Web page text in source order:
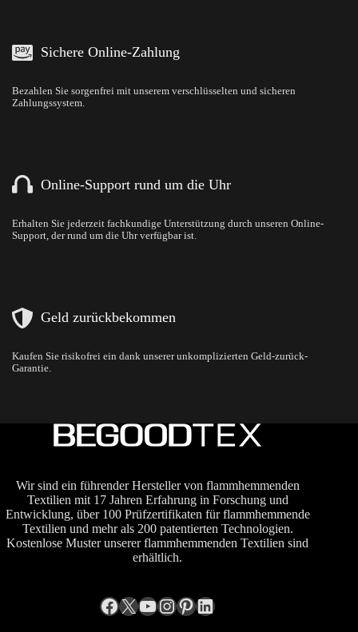
Sichere Online-Zahlung
Bezahlen Sie sorgenfrei mit unserem verschlüsselten und sicheren
Zahlungssystem.
Online-Support rund um die Uhr
Erhalten Sie jederzeit fachkundige Unterstützung durch unseren Online-
Support, der rund um die Uhr verfügbar ist.
Geld zurückbekommen
Kaufen Sie risikofrei ein dank unserer unkomplizierten Geld-zurück-
Garantie.
Wir sind ein führender Hersteller von flammhemmenden
Textilien mit 17 Jahren Erfahrung in Forschung und
Entwicklung, über 100 Prüfzertifikaten für flammhemmende
Textilien und mehr als 200 patentierten Technologien.
Kostenlose Muster unserer flammhemmenden Textilien sind
erhältlich.
Facebook
X YouTube
Instagram
Pinterest
LinkedIn